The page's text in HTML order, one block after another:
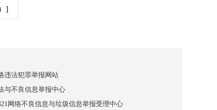
]
违法犯罪举报网站
与不良信息举报中心
网络不良信息与垃圾信息举报受理中心